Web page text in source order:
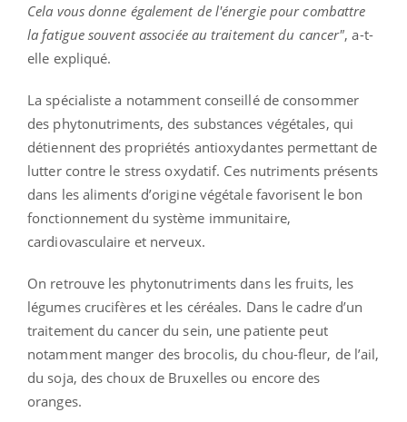
Cela vous donne également de l'énergie pour combattre
la fatigue souvent associée au traitement du cancer", a-t-
elle expliqué.
La spécialiste a notamment conseillé de consommer
des phytonutriments, des substances végétales, qui
détiennent des propriétés antioxydantes permettant de
lutter contre le stress oxydatif. Ces nutriments présents
dans les aliments d’origine végétale favorisent le bon
fonctionnement du système immunitaire,
cardiovasculaire et nerveux.
On retrouve les phytonutriments dans les fruits, les
légumes crucifères et les céréales. Dans le cadre d’un
traitement du cancer du sein, une patiente peut
notamment manger des brocolis, du chou-fleur, de l’ail,
du soja, des choux de Bruxelles ou encore des
oranges.